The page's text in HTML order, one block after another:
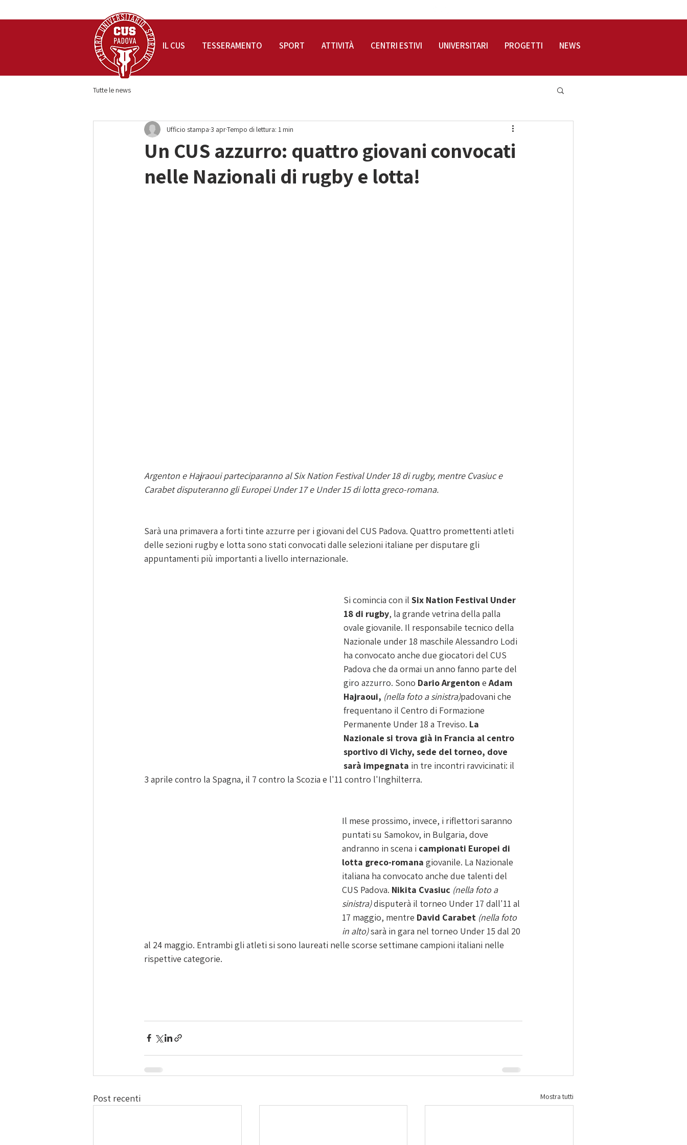
Tutte le news
Un CUS azzurro: quattro giovani convocati
nelle Nazionali di rugby e lotta!
Ufficio stampa 3 aprTempo di lettura: 1 min
Argenton e Hajraoui parteciparanno al Six Nation Festival Under 18 di rugby, mentre Cvasiuc e
Carabet disputeranno gli Europei Under 17 e Under 15 di lotta greco-romana.
Sarà una primavera a forti tinte azzurre per i giovani del CUS Padova. Quattro promettenti atleti
delle sezioni rugby e lotta sono stati convocati dalle selezioni italiane per disputare gli
appuntamenti più importanti a livello internazionale.
Si comincia con il Six Nation Festival Under
18 di rugby, la grande vetrina della palla
ovale giovanile. Il responsabile tecnico della
Nazionale under 18 maschile Alessandro Lodi
ha convocato anche due giocatori del CUS
Padova che da ormai un anno fanno parte del
giro azzurro. Sono Dario Argenton e Adam
Hajraoui, (nella foto a sinistra)padovani che
frequentano il Centro di Formazione
Permanente Under 18 a Treviso. La
Nazionale si trova già in Francia al centro
sportivo di Vichy, sede del torneo, dove
sarà impegnata in tre incontri ravvicinati: il
3 aprile contro la Spagna, il 7 contro la Scozia e l'11 contro l'Inghilterra.
Il mese prossimo, invece, i riflettori saranno
puntati su Samokov, in Bulgaria, dove
andranno in scena i campionati Europei di
lotta greco-romana giovanile. La Nazionale
italiana ha convocato anche due talenti del
CUS Padova. Nikita Cvasiuc (nella foto a
sinistra) disputerà il torneo Under 17 dall'11 al
17 maggio, mentre David Carabet (nella foto
in alto) sarà in gara nel torneo Under 15 dal 20
al 24 maggio. Entrambi gli atleti si sono laureati nelle scorse settimane campioni italiani nelle
rispettive categorie.
Post recenti Mostra tutti
IL CUS TESSERAMENTO SPORT ATTIVITÀ CENTRI ESTIVI UNIVERSITARI PROGETTI NEWS